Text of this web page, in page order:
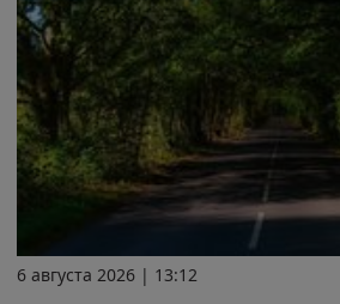
6 августа 2026 | 13:12